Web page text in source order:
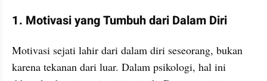
1. Motivasi yang Tumbuh dari Dalam Diri
Motivasi sejati lahir dari dalam diri seseorang, bukan
karena tekanan dari luar. Dalam psikologi, hal ini